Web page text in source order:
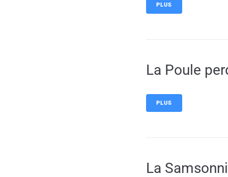
PLUS
La Poule
PLUS
La